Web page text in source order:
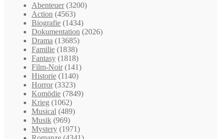
Abenteuer (3200)
Action (4563)
Biografie (1434)
Dokumentation (2026)
Drama (13685)
Familie (1838)
Fantasy (1818)
Film-Noir (141)
Historie (1140)
Horror (3323)
Komödie (7849)
Krieg (1062)
Musical (489)
Musik (969)
Mystery (1971)